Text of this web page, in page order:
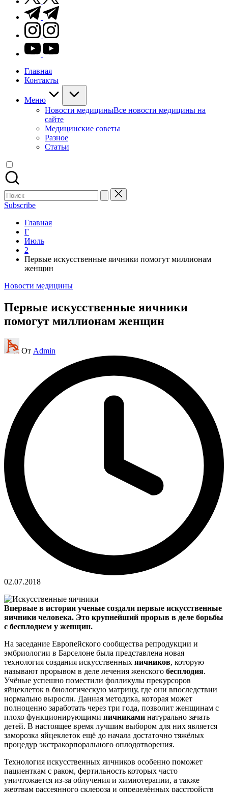
t.me
instagram.com
youtube.com
Главная
Контакты
Меню
Новости медициныВсе новости медицины на
сайте
Медицинские советы
Разное
Статьи
Поиск
для:
Subscribe
Главная
Г
Июль
2
Первые искусственные яичники помогут миллионам
женщин
Опубликовано
Новости медицины
Первые искусственные яичники
помогут миллионам женщин
Запись
от
От Admin
02.07.2018
Впервые в истории ученые создали первые искусственные
яичники человека. Это крупнейший прорыв в деле борьбы
с бесплодием у женщин.
На заседание Европейского сообщества репродукции и
эмбриологии в Барселоне была представлена новая
технология создания искусственных яичников, которую
называют прорывом в деле лечения женского бесплодия.
Учёные успешно поместили фолликулы прекурсоров
яйцеклеток в биологическую матрицу, где они впоследствии
нормально выросли. Данная методика, которая может
полноценно заработать через три года, позволит женщинам с
плохо функционирующими яичниками натурально зачать
детей. В настоящее время лучшим выбором для них является
заморозка яйцеклеток ещё до начала достаточно тяжёлых
процедур экстракорпорального оплодотворения.
Технология искусственных яичников особенно поможет
пациенткам с раком, фертильность которых часто
уничтожается из-за облучения и химиотерапии, а также
жертвам рассеянного склероза и определённых расстройств